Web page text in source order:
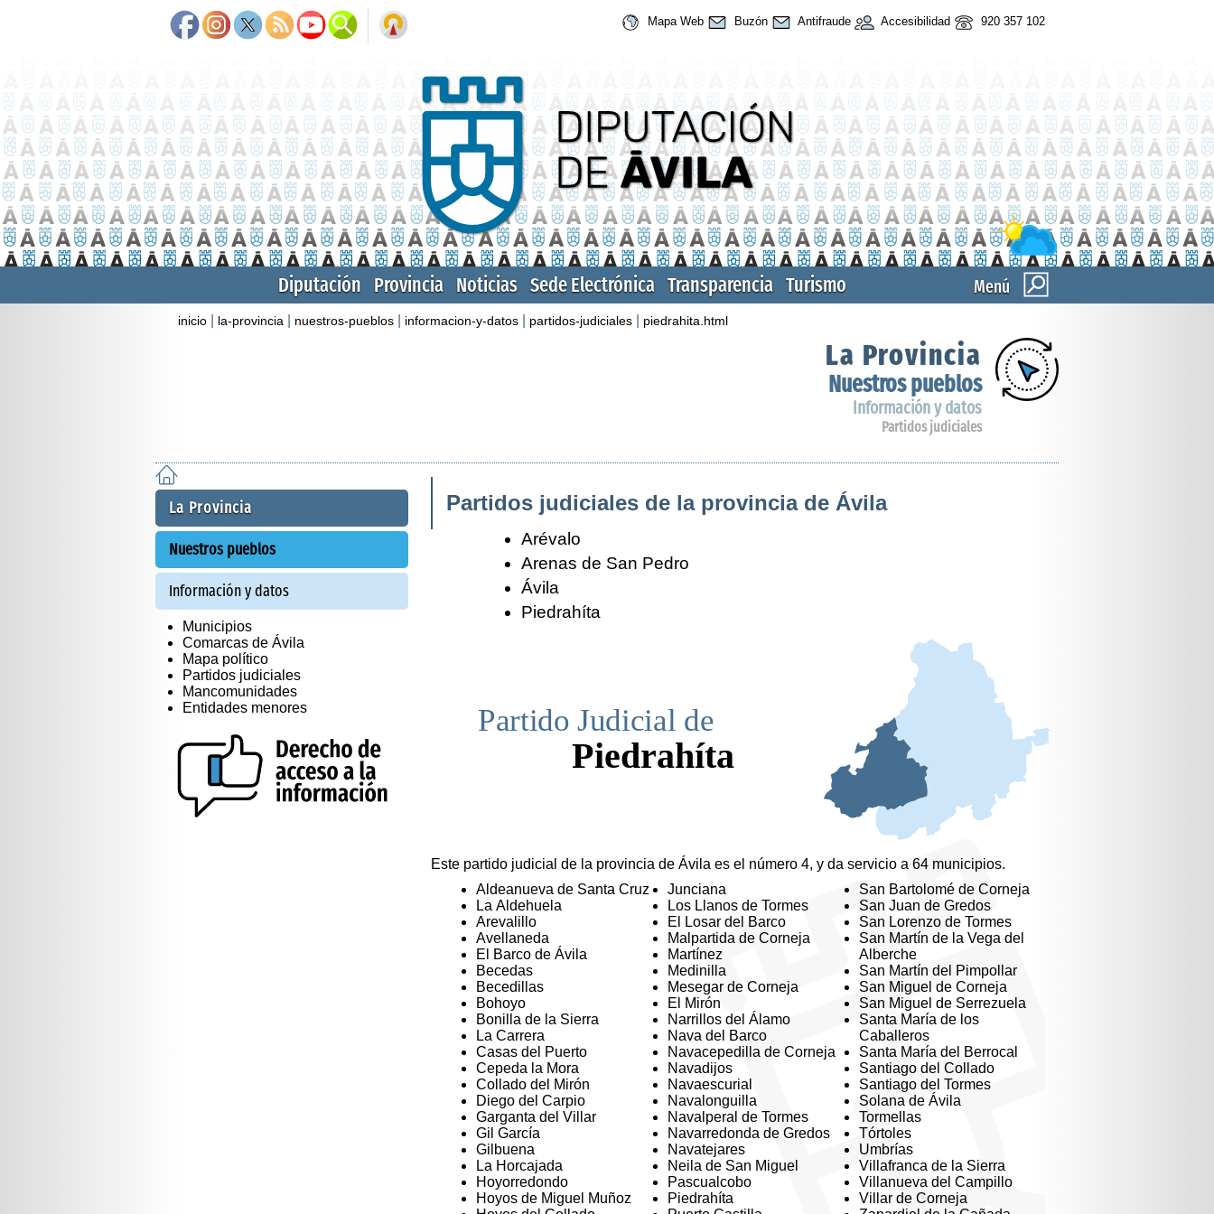
Mapa Web Buzón Antifraude Accesibilidad 920 357 102
Menú
Diputación Provincia Noticias Sede Electrónica Transparencia Turismo
inicio la-provincia nuestros-pueblos informacion-y-datos partidos-judiciales piedrahita.html
La Provincia
Nuestros pueblos
Información y datos
Partidos judiciales
La Provincia
Nuestros pueblos
Información y datos
Municipios
Comarcas de Ávila
Mapa político
Partidos judiciales
Mancomunidades
Entidades menores
Partidos judiciales de la provincia de Ávila
Arévalo
Arenas de San Pedro
Ávila
Piedrahíta
Este partido judicial de la provincia de Ávila es el número 4, y da servicio a 64 municipios.
Aldeanueva de Santa Cruz
La Aldehuela
Arevalillo
Avellaneda
El Barco de Ávila
Becedas
Becedillas
Bohoyo
Bonilla de la Sierra
La Carrera
Casas del Puerto
Cepeda la Mora
Collado del Mirón
Diego del Carpio
Garganta del Villar
Gil García
Gilbuena
La Horcajada
Hoyorredondo
Hoyos de Miguel Muñoz
Junciana
Los Llanos de Tormes
El Losar del Barco
Malpartida de Corneja
Martínez
Medinilla
Mesegar de Corneja
El Mirón
Narrillos del Álamo
Nava del Barco
Navacepedilla de Corneja
Navadijos
Navaescurial
Navalonguilla
Navalperal de Tormes
Navarredonda de Gredos
Navatejares
Neila de San Miguel
Pascualcobo
Piedrahíta
San Bartolomé de Corneja
San Juan de Gredos
San Lorenzo de Tormes
San Martín de la Vega del
Alberche
San Martín del Pimpollar
San Miguel de Corneja
San Miguel de Serrezuela
Santa María de los
Caballeros
Santa María del Berrocal
Santiago del Collado
Santiago del Tormes
Solana de Ávila
Tormellas
Tórtoles
Umbrías
Villafranca de la Sierra
Villanueva del Campillo
Villar de Corneja